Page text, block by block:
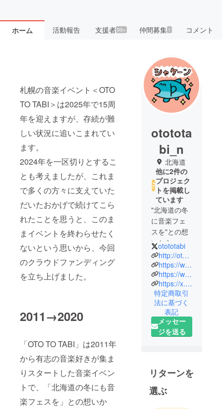
ホーム 活動報告 支援者99+ 仲間募集 1 コメント
札幌の音楽イベント＜OTO
TO TABI＞は2025年で15周
年を迎えますが、存続が難
しい状況に追いこまれてい
ます。
2024年を一区切りとするこ
とも考えましたが、これま
で多くの方々に支えていた
だいたおかげで続けてこら
れたことを思うと、このま
まイベントを終わらせたく
ないという思いから、今回
のクラウドファンディング
を立ち上げました。
2011→2020
「OTO TO TABI」は2011年
から有志の音楽好きが集ま
りスタートした音楽イベン
トで、「北海道の冬にも音
楽フェスを」との想いか
ototota
bi_n
北海道
他に2件の
プロジェク
トを掲載し
ています
"北海道の冬
に音楽フェ
スを"との想
いから、た
だの音楽好
きが集まっ
て2011年に
スタートし
たインディ
ペンデント
の音楽イベ
ントです。
otototabi
http://otototabi.com
https://www.instagram.com/otototabi/
https://www.facebook.com/otototabi
https://x.com/otototabi
特定商取引
法に基づく
表記
メッセー
ジを送る
リターンを
選ぶ